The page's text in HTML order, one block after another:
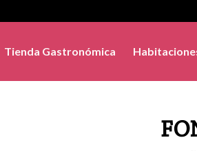
Tienda Gastronómica